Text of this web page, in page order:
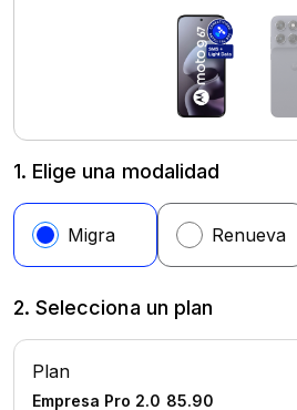
1. Elige una modalidad
2. Selecciona un plan